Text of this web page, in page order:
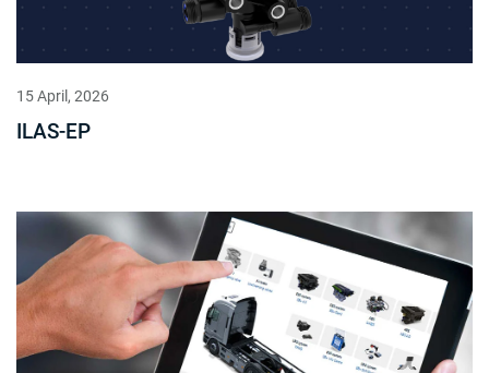
15 April, 2026
ILAS-EP